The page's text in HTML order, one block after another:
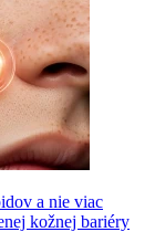
a nie viac
kožnej bariéry